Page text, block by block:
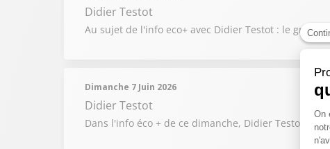
Didier Testot
Au sujet de l'info eco+ avec Didier Testot : le
Dimanche 7 Juin 2026
Didier Testot
Dans l'info éco + de ce dimanche, Didier Testot